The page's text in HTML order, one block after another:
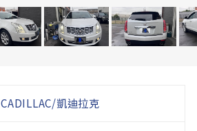
CADILLAC/凱迪拉克